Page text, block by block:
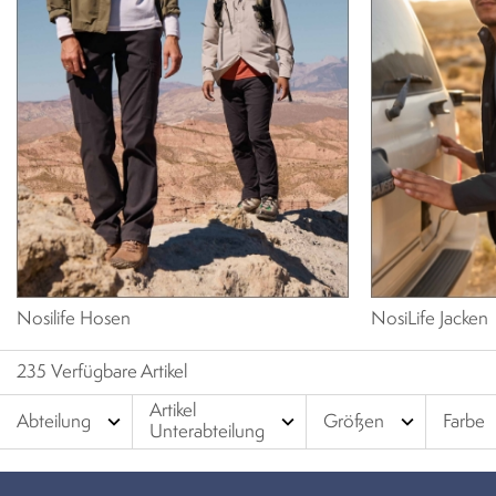
Nosilife Hosen NosiLife Jacken
235 Verfügbare Artikel
Abteilung expand_more
Artikel
Unterabteilung
expand_more Größen expand_more Farbe